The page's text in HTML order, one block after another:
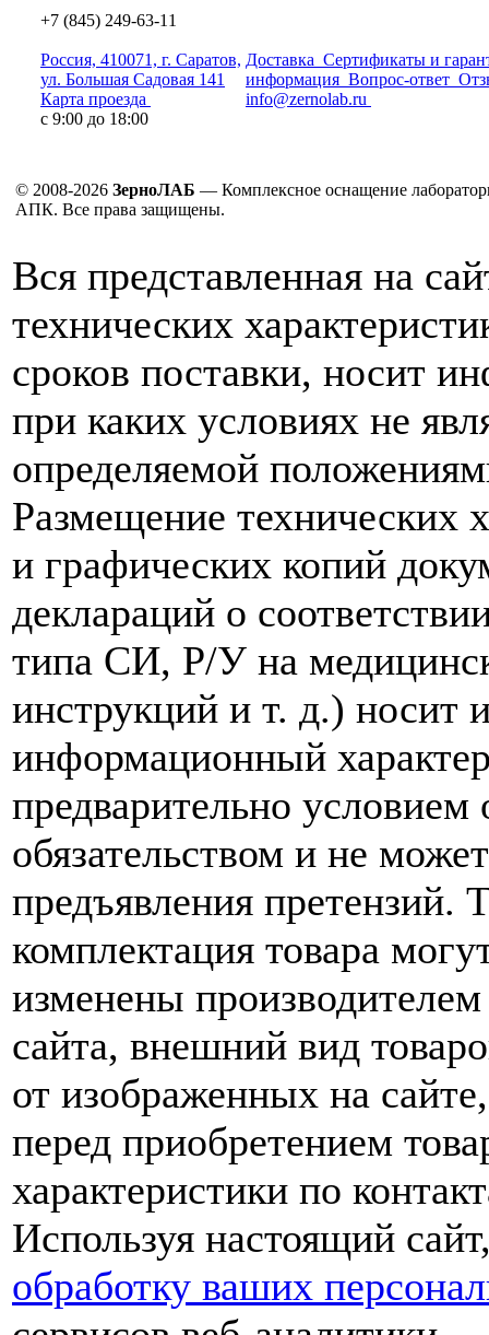
+7 (845) 249-63-11
Россия, 410071, г. Саратов,
ул. Большая Садовая 141
Карта проезда
с 9:00 до 18:00
Доставка Сертификаты и
информация Вопрос-ответ
info@zernolab.ru
© 2008-2026 ЗерноЛАБ — Комплексное оснащение
АПК. Все права защищены.
Вся представленная на
технических
сроков поставки, носит
при каких условиях не
определяемой
Размещение технических
и графических копий
деклараций о
типа СИ, Р/У на
инструкций и т. д.) носит
информационный
предварительно условием
обязательством и не
предъявления претензий.
комплектация товара
изменены производителем
сайта, внешний вид
от изображенных на
перед приобретением
характеристики по
Используя настоящий
обработку ваших